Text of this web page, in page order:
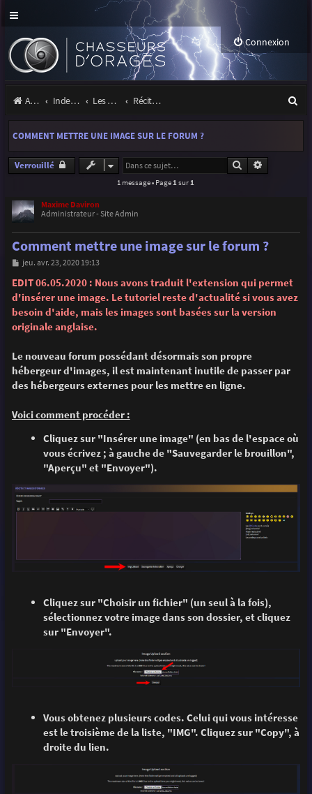
Connexion
Accueil Index du forum Les orages Récits et photos d'orages
e
COMMENT METTRE UNE IMAGE SUR LE FORUM ?
Verrouillé Rechercher
1 message • Page 1 sur 1
Maxime Daviron
Administrateur - Site Admin
Comment mettre une image sur le forum ?
M
s
s
a
e
jeu. avr. 23, 2020 19:13
EDIT 06.05.2020 : Nous avons traduit l'extension qui permet
d'insérer une image. Le tutoriel reste d'actualité si vous avez
besoin d'aide, mais les images sont basées sur la version
originale anglaise.
Le nouveau forum possédant désormais son propre
hébergeur d'images, il est maintenant inutile de passer par
des hébergeurs externes pour les mettre en ligne.
Voici comment procéder :
Cliquez sur "Insérer une image" (en bas de l'espace où
vous écrivez ; à gauche de "Sauvegarder le brouillon",
"Aperçu" et "Envoyer").
Cliquez sur "Choisir un fichier" (un seul à la fois),
sélectionnez votre image dans son dossier, et cliquez
sur "Envoyer".
Vous obtenez plusieurs codes. Celui qui vous intéresse
est le troisième de la liste, "IMG". Cliquez sur "Copy", à
droite du lien.